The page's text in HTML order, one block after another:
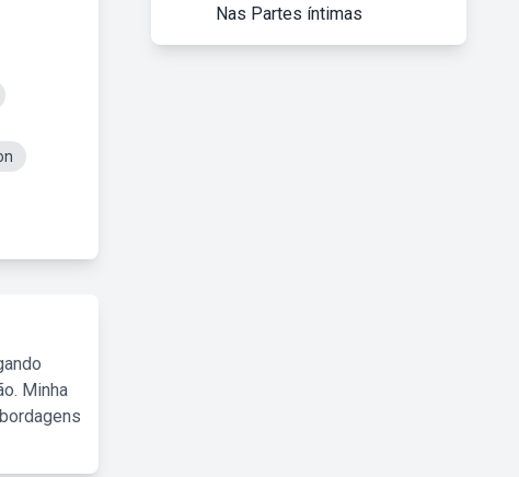
Minha
Nas Partes íntimas